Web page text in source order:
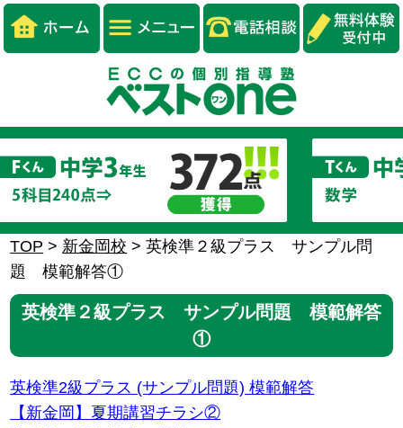
TOP > 新金岡校 >英検準２級プラス サンプル問
題 模範解答①
英検準２級プラス サンプル問題 模範解答
①
英検準2級プラス (サンプル問題) 模範解答
【新金岡】夏期講習チラシ②